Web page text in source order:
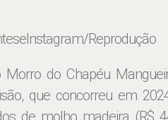
Instagram/Reprodução
do Chapéu
que concorreu em
de molho madeira (R$